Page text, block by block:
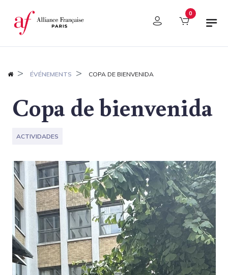
Panel de gestión de cookies 0
ÉVÉNEMENTS COPA DE BIENVENIDA
Copa de bienvenida
ACTIVIDADES